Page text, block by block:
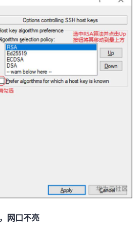
，网口不亮